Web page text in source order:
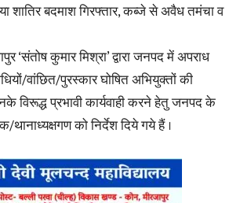
शातिर बदमाश गिरफ्तार, कब्जे से अवैध तमंचा व
‘संतोष कुमार मिश्रा’ द्वारा जनपद में अपराध
वांछित/पुरस्कार घोषित अभियुक्तों की
विरूद्ध प्रभावी कार्यवाही करने हेतु जनपद के
थानाध्यक्षगण को निर्देश दिये गये हैं ।